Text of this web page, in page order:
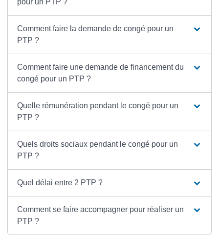
pour un PTP ?
Comment faire la demande de congé pour un
PTP ?
Comment faire une demande de financement du
congé pour un PTP ?
Quelle rémunération pendant le congé pour un
PTP ?
Quels droits sociaux pendant le congé pour un
PTP ?
Quel délai entre 2 PTP ?
Comment se faire accompagner pour réaliser un
PTP ?